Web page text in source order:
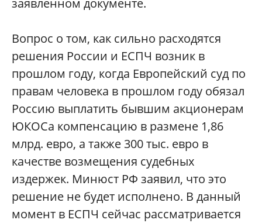
заявленном документе.
Вопрос о том, как сильно расходятся
решения России и ЕСПЧ возник в
прошлом году, когда Европейский суд по
правам человека в прошлом году обязал
Россию выплатить бывшим акционерам
ЮКОСа компенсацию в размене 1,86
млрд. евро, а также 300 тыс. евро в
качестве возмещения судебных
издержек. Минюст РФ заявил, что это
решение не будет исполнено. В данный
момент в ЕСПЧ сейчас рассматривается